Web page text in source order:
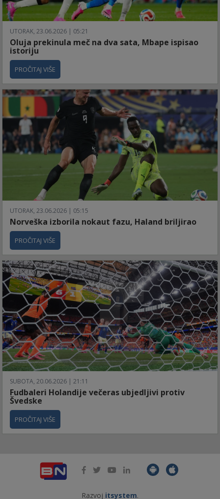
UTORAK, 23.06.2026 | 05:21
Oluja prekinula meč na dva sata, Mbape ispisao
istoriju
PROČITAJ VIŠE
UTORAK, 23.06.2026 | 05:15
Norveška izborila nokaut fazu, Haland briljirao
PROČITAJ VIŠE
SUBOTA, 20.06.2026 | 21:11
Fudbaleri Holandije večeras ubjedljivi protiv
Švedske
PROČITAJ VIŠE
Razvoj itsystem.